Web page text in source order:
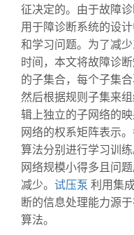
征决定的。由于故障
用于障诊断系统的设
和学习问题。为了减
时间，本文将故障诊
的子集合，每个子集
然后根据规则子集来
辑上独立的子网络的
网络的权系矩阵表示
算法分别进行学习训
网络规模小得多且问
减少。 试压泵 利用集
断的信息处理能力源
算法。